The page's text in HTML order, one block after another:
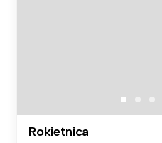
Rokietnica